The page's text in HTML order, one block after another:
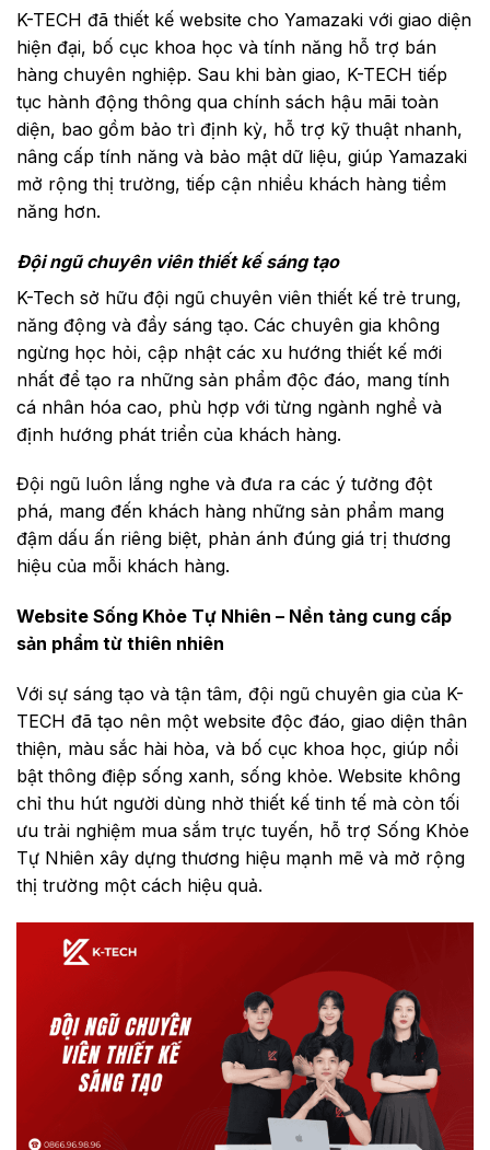
K-TECH đã thiết kế website cho Yamazaki với giao diện
hiện đại, bố cục khoa học và tính năng hỗ trợ bán
hàng chuyên nghiệp. Sau khi bàn giao, K-TECH tiếp
tục hành động thông qua chính sách hậu mãi toàn
diện, bao gồm bảo trì định kỳ, hỗ trợ kỹ thuật nhanh,
nâng cấp tính năng và bảo mật dữ liệu, giúp Yamazaki
mở rộng thị trường, tiếp cận nhiều khách hàng tiềm
năng hơn.
Đội ngũ chuyên viên thiết kế sáng tạo
K-Tech sở hữu đội ngũ chuyên viên thiết kế trẻ trung,
năng động và đầy sáng tạo. Các chuyên gia không
ngừng học hỏi, cập nhật các xu hướng thiết kế mới
nhất để tạo ra những sản phẩm độc đáo, mang tính
cá nhân hóa cao, phù hợp với từng ngành nghề và
định hướng phát triển của khách hàng.
Đội ngũ luôn lắng nghe và đưa ra các ý tưởng đột
phá, mang đến khách hàng những sản phẩm mang
đậm dấu ấn riêng biệt, phản ánh đúng giá trị thương
hiệu của mỗi khách hàng.
Website Sống Khỏe Tự Nhiên – Nền tảng cung cấp
sản phẩm từ thiên nhiên
Với sự sáng tạo và tận tâm, đội ngũ chuyên gia của K-
TECH đã tạo nên một website độc đáo, giao diện thân
thiện, màu sắc hài hòa, và bố cục khoa học, giúp nổi
bật thông điệp sống xanh, sống khỏe. Website không
chỉ thu hút người dùng nhờ thiết kế tinh tế mà còn tối
ưu trải nghiệm mua sắm trực tuyến, hỗ trợ Sống Khỏe
Tự Nhiên xây dựng thương hiệu mạnh mẽ và mở rộng
thị trường một cách hiệu quả.